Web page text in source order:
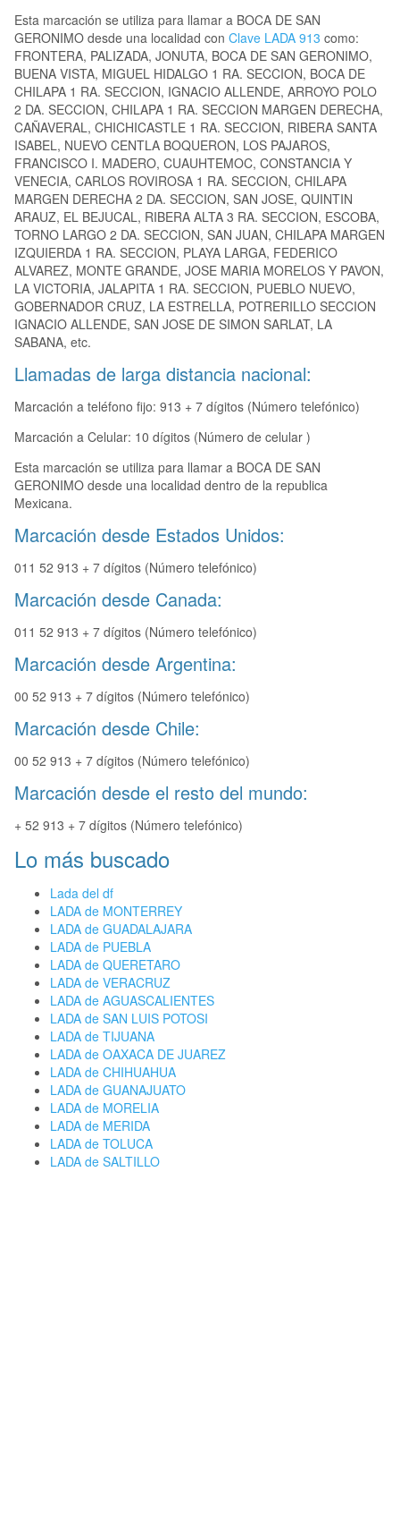
Esta marcación se utiliza para llamar a BOCA DE SAN
GERONIMO desde una localidad con Clave LADA 913 como:
FRONTERA, PALIZADA, JONUTA, BOCA DE SAN GERONIMO,
BUENA VISTA, MIGUEL HIDALGO 1 RA. SECCION, BOCA DE
CHILAPA 1 RA. SECCION, IGNACIO ALLENDE, ARROYO POLO
2 DA. SECCION, CHILAPA 1 RA. SECCION MARGEN DERECHA,
CAÑAVERAL, CHICHICASTLE 1 RA. SECCION, RIBERA SANTA
ISABEL, NUEVO CENTLA BOQUERON, LOS PAJAROS,
FRANCISCO I. MADERO, CUAUHTEMOC, CONSTANCIA Y
VENECIA, CARLOS ROVIROSA 1 RA. SECCION, CHILAPA
MARGEN DERECHA 2 DA. SECCION, SAN JOSE, QUINTIN
ARAUZ, EL BEJUCAL, RIBERA ALTA 3 RA. SECCION, ESCOBA,
TORNO LARGO 2 DA. SECCION, SAN JUAN, CHILAPA MARGEN
IZQUIERDA 1 RA. SECCION, PLAYA LARGA, FEDERICO
ALVAREZ, MONTE GRANDE, JOSE MARIA MORELOS Y PAVON,
LA VICTORIA, JALAPITA 1 RA. SECCION, PUEBLO NUEVO,
GOBERNADOR CRUZ, LA ESTRELLA, POTRERILLO SECCION
IGNACIO ALLENDE, SAN JOSE DE SIMON SARLAT, LA
SABANA, etc.
Llamadas de larga distancia nacional:
Marcación a teléfono fijo: 913 + 7 dígitos (Número telefónico)
Marcación a Celular: 10 dígitos (Número de celular )
Esta marcación se utiliza para llamar a BOCA DE SAN
GERONIMO desde una localidad dentro de la republica
Mexicana.
Marcación desde Estados Unidos:
011 52 913 + 7 dígitos (Número telefónico)
Marcación desde Canada:
011 52 913 + 7 dígitos (Número telefónico)
Marcación desde Argentina:
00 52 913 + 7 dígitos (Número telefónico)
Marcación desde Chile:
00 52 913 + 7 dígitos (Número telefónico)
Marcación desde el resto del mundo:
+ 52 913 + 7 dígitos (Número telefónico)
Lo más buscado
Lada del df
LADA de MONTERREY
LADA de GUADALAJARA
LADA de PUEBLA
LADA de QUERETARO
LADA de VERACRUZ
LADA de AGUASCALIENTES
LADA de SAN LUIS POTOSI
LADA de TIJUANA
LADA de OAXACA DE JUAREZ
LADA de CHIHUAHUA
LADA de GUANAJUATO
LADA de MORELIA
LADA de MERIDA
LADA de TOLUCA
LADA de SALTILLO